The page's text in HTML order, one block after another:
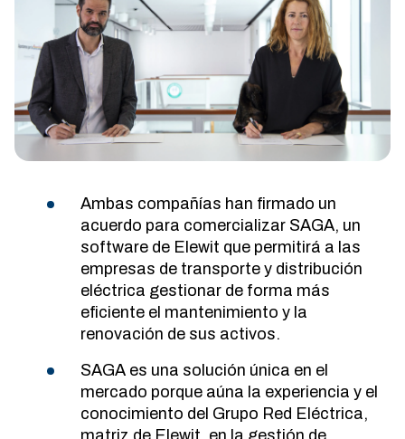
Ambas compañías han firmado un
acuerdo para comercializar SAGA, un
software de Elewit que permitirá a las
empresas de transporte y distribución
eléctrica gestionar de forma más
eficiente el mantenimiento y la
renovación de sus activos.
SAGA es una solución única en el
mercado porque aúna la experiencia y el
conocimiento del Grupo Red Eléctrica,